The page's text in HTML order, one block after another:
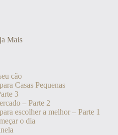
Mais
cão
Casas Pequenas
3
– Parte 2
escolher a melhor – Parte 1
o dia